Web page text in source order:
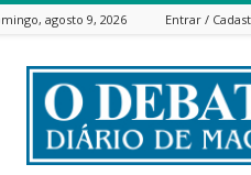
agosto 9, 2026 Entrar /
ODEBATEON